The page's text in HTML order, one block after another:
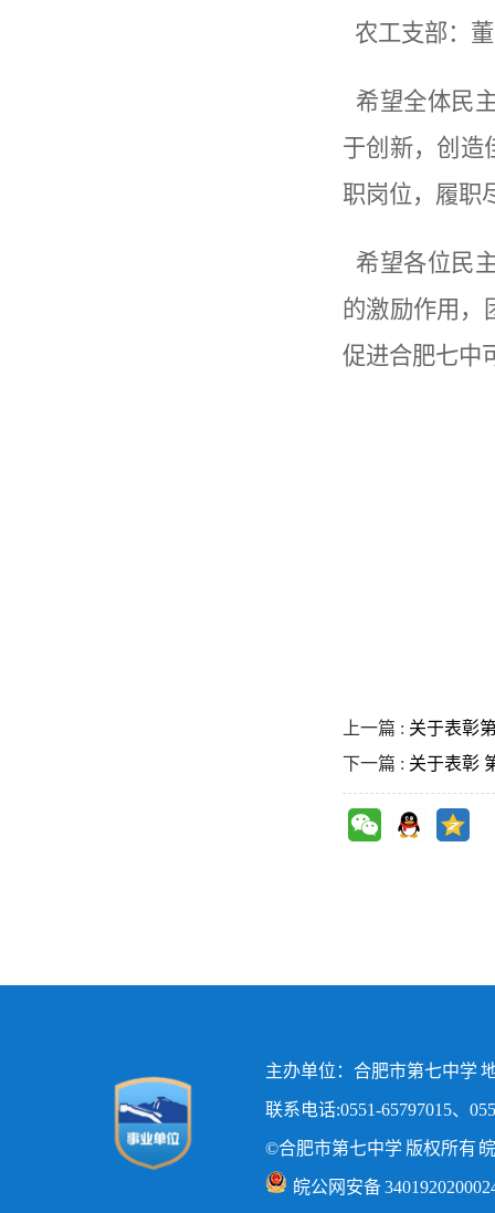
农工支部：董
希望全体民
于创新，创造
职岗位，履职
希望各位民
的激励作用，
促进合肥七中
上一篇 : 关于表彰
下一篇 : 关于表彰
主办单位：合肥市第七中学
联系电话:0551-65797015、
©合肥市第七中学 版权所有
皖公网安备